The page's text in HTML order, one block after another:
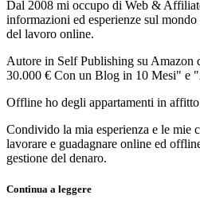
Dal 2008 mi occupo di Web &
informazioni ed esperienze sul
del lavoro online.
Autore in Self Publishing su
30.000 € Con un Blog in 10 Mesi" e
Offline ho degli appartamenti in
Condivido la mia esperienza e le mie
lavorare e guadagnare online ed
gestione del denaro.
Continua a leggere